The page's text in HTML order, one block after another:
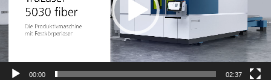
00:00 02:37